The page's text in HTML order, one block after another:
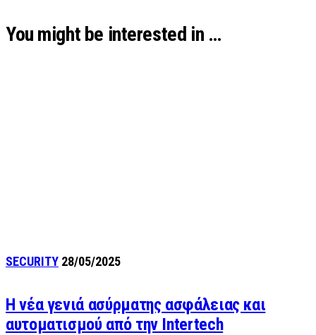
You might be interested in …
SECURITY 28/05/2025
Η νέα γενιά ασύρματης ασφάλειας και
αυτοματισμού από την Intertech